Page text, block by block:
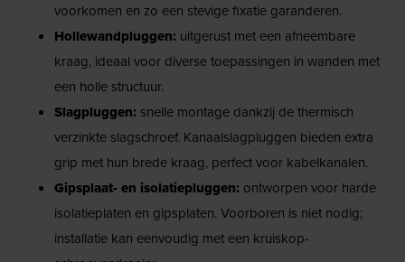
voorkomen en zo een stevige fixatie garanderen.
Hollewandpluggen: uitgerust met een afneembare
kraag, ideaal voor diverse toepassingen in wanden met
een holle structuur.
Slagpluggen: snelle montage dankzij de thermisch
verzinkte slagschroef. Kanaalslagpluggen bieden extra
grip met hun brede kraag, perfect voor kabelkanalen.
Gipsplaat- en isolatiepluggen: ontworpen voor harde
isolatieplaten en gipsplaten. Voorboren is niet nodig;
installatie kan eenvoudig met een kruiskop-